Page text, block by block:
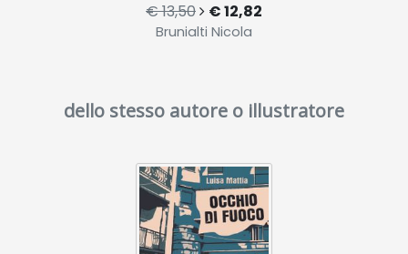
€ 13,50 € 12,82
Brunialti Nicola
dello stesso autore o illustratore